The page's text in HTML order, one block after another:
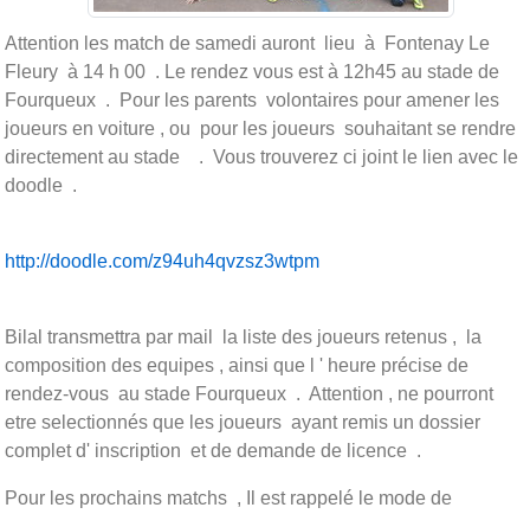
Attention les match de samedi auront lieu à Fontenay Le
Fleury à 14 h 00 . Le rendez vous est à 12h45 au stade de
Fourqueux . Pour les parents volontaires pour amener les
joueurs en voiture , ou pour les joueurs souhaitant se rendre
directement au stade . Vous trouverez ci joint le lien avec le
doodle .
http://doodle.com/z94uh4qvzsz3wtpm
Bilal transmettra par mail la liste des joueurs retenus , la
composition des equipes , ainsi que l ' heure précise de
rendez-vous au stade Fourqueux . Attention , ne pourront
etre selectionnés que les joueurs ayant remis un dossier
complet d' inscription et de demande de licence .
Pour les prochains matchs , Il est rappelé le mode de